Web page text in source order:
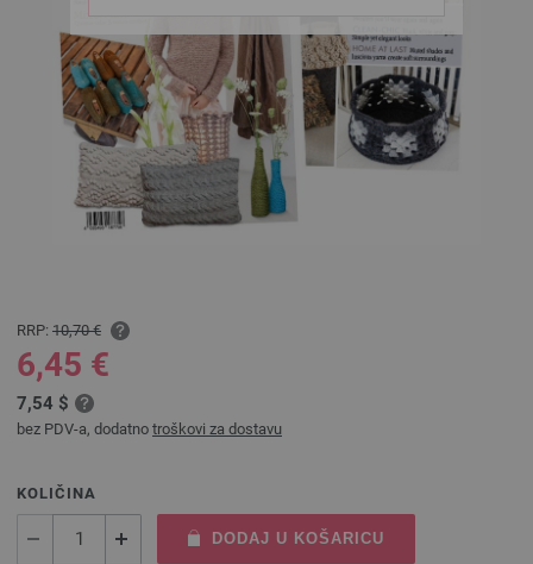
RRP: 10,70 €
6,45 €
7,54 $
bez PDV-a, dodatno troškovi za dostavu
KOLIČINA
DODAJ U KOŠARICU